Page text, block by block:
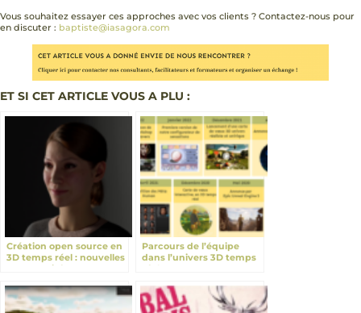
Vous souhaitez essayer ces approches avec vos clients ? Contactez-nous pour
en discuter : baptiste@iasagora.com
ET SI CET ARTICLE VOUS A PLU :
Création open source en
3D temps réel : nouvelles
Parcours de l’équipe
dans l’univers 3D temps